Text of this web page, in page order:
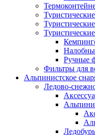
Ручные
Фильтры для
Альпинистское
Ледово-